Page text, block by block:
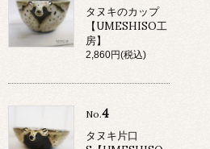
タヌキのカップ
【UMESHISO工
房】
2,860円(税込)
No.4
タヌキ片口